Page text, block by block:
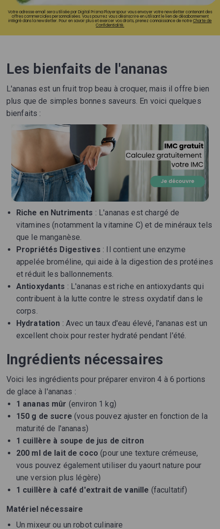
Votre adresse email sera utilisée par Digital Prisma Playerspour vous envoyer votre newsletter contenant des
offres commerciales personnalisées. Vous pourrez vous désinscrire en utilisant le lien de désabonnement
intégré dans la newsletter. Pour en savoir plus et exercer vos droits, prenez connaissance de notreCharte de
Confidentialité.
Les bienfaits de l'ananas
L'ananas est un fruit trop beau à croquer, mais il offre bien
plus que de simples bonnes saveurs. En voici quelques
bienfaits :
Riche en Nutriments : L'ananas est chargé de
vitamines (notamment la vitamine C) et de minéraux tels
que le manganèse.
Propriétés Digestives : Il contient une enzyme
appelée broméline, qui aide à la digestion des protéines
et réduit les ballonnements.
Antioxydants : L'ananas est riche en antioxydants qui
contribuent à la lutte contre le stress oxydatif dans le
corps.
Hydratation : Avec un taux d'eau élevé, l'ananas est un
excellent choix pour rester hydraté pendant l'été.
Ingrédients nécessaires
Voici les ingrédients pour préparer environ 4 à 6 portions
de glace à l'ananas :
1 ananas mûr (environ 1 kg)
150 g de sucre (vous pouvez ajuster en fonction de la
maturité de l'ananas)
1 cuillère à soupe de jus de citron
200 ml de lait de coco (pour une texture crémeuse,
vous pouvez également utiliser du yaourt nature pour
une version plus légère)
1 cuillère à café d'extrait de vanille (facultatif)
Matériel nécessaire
Un mixeur ou un robot culinaire